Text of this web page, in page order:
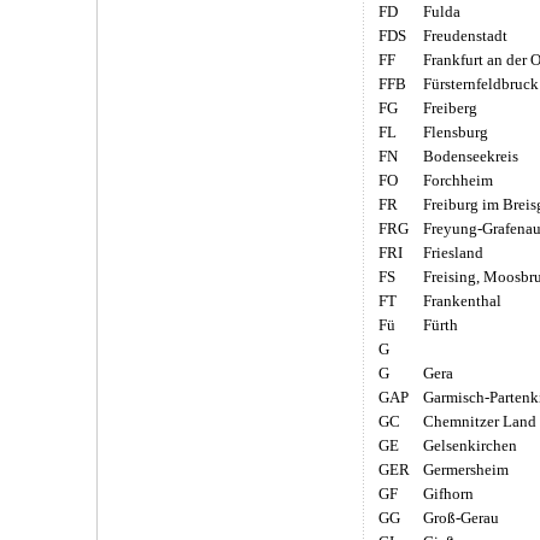
FD
Fulda
FDS
Freudenstadt
FF
Frankfurt an der
FFB
Fürsternfeldbruck
FG
Freiberg
FL
Flensburg
FN
Bodenseekreis
FO
Forchheim
FR
Freiburg im
FRG
Freyung-Grafenau
FRI
Friesland
FS
Freising,
FT
Frankenthal
Fü
Fürth
G
G
Gera
GAP
Garmisch-
GC
Chemnitzer Land
GE
Gelsenkirchen
GER
Germersheim
GF
Gifhorn
GG
Groß-Gerau